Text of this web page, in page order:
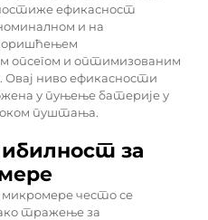
ефикасност
и на
опсегом и оптимизованим
ниво ефикасности
у пуњење батерије у
пуштања.
за
често се
тражење за